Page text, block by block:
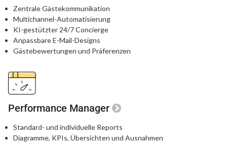
Zentrale Gästekommunikation
Multichannel-Automatisierung
KI-gestützter 24/7 Concierge
Anpassbare E-Mail-Designs
Gästebewertungen und Präferenzen
Performance Manager
Standard- und individuelle Reports
Diagramme, KPIs, Übersichten und Ausnahmen